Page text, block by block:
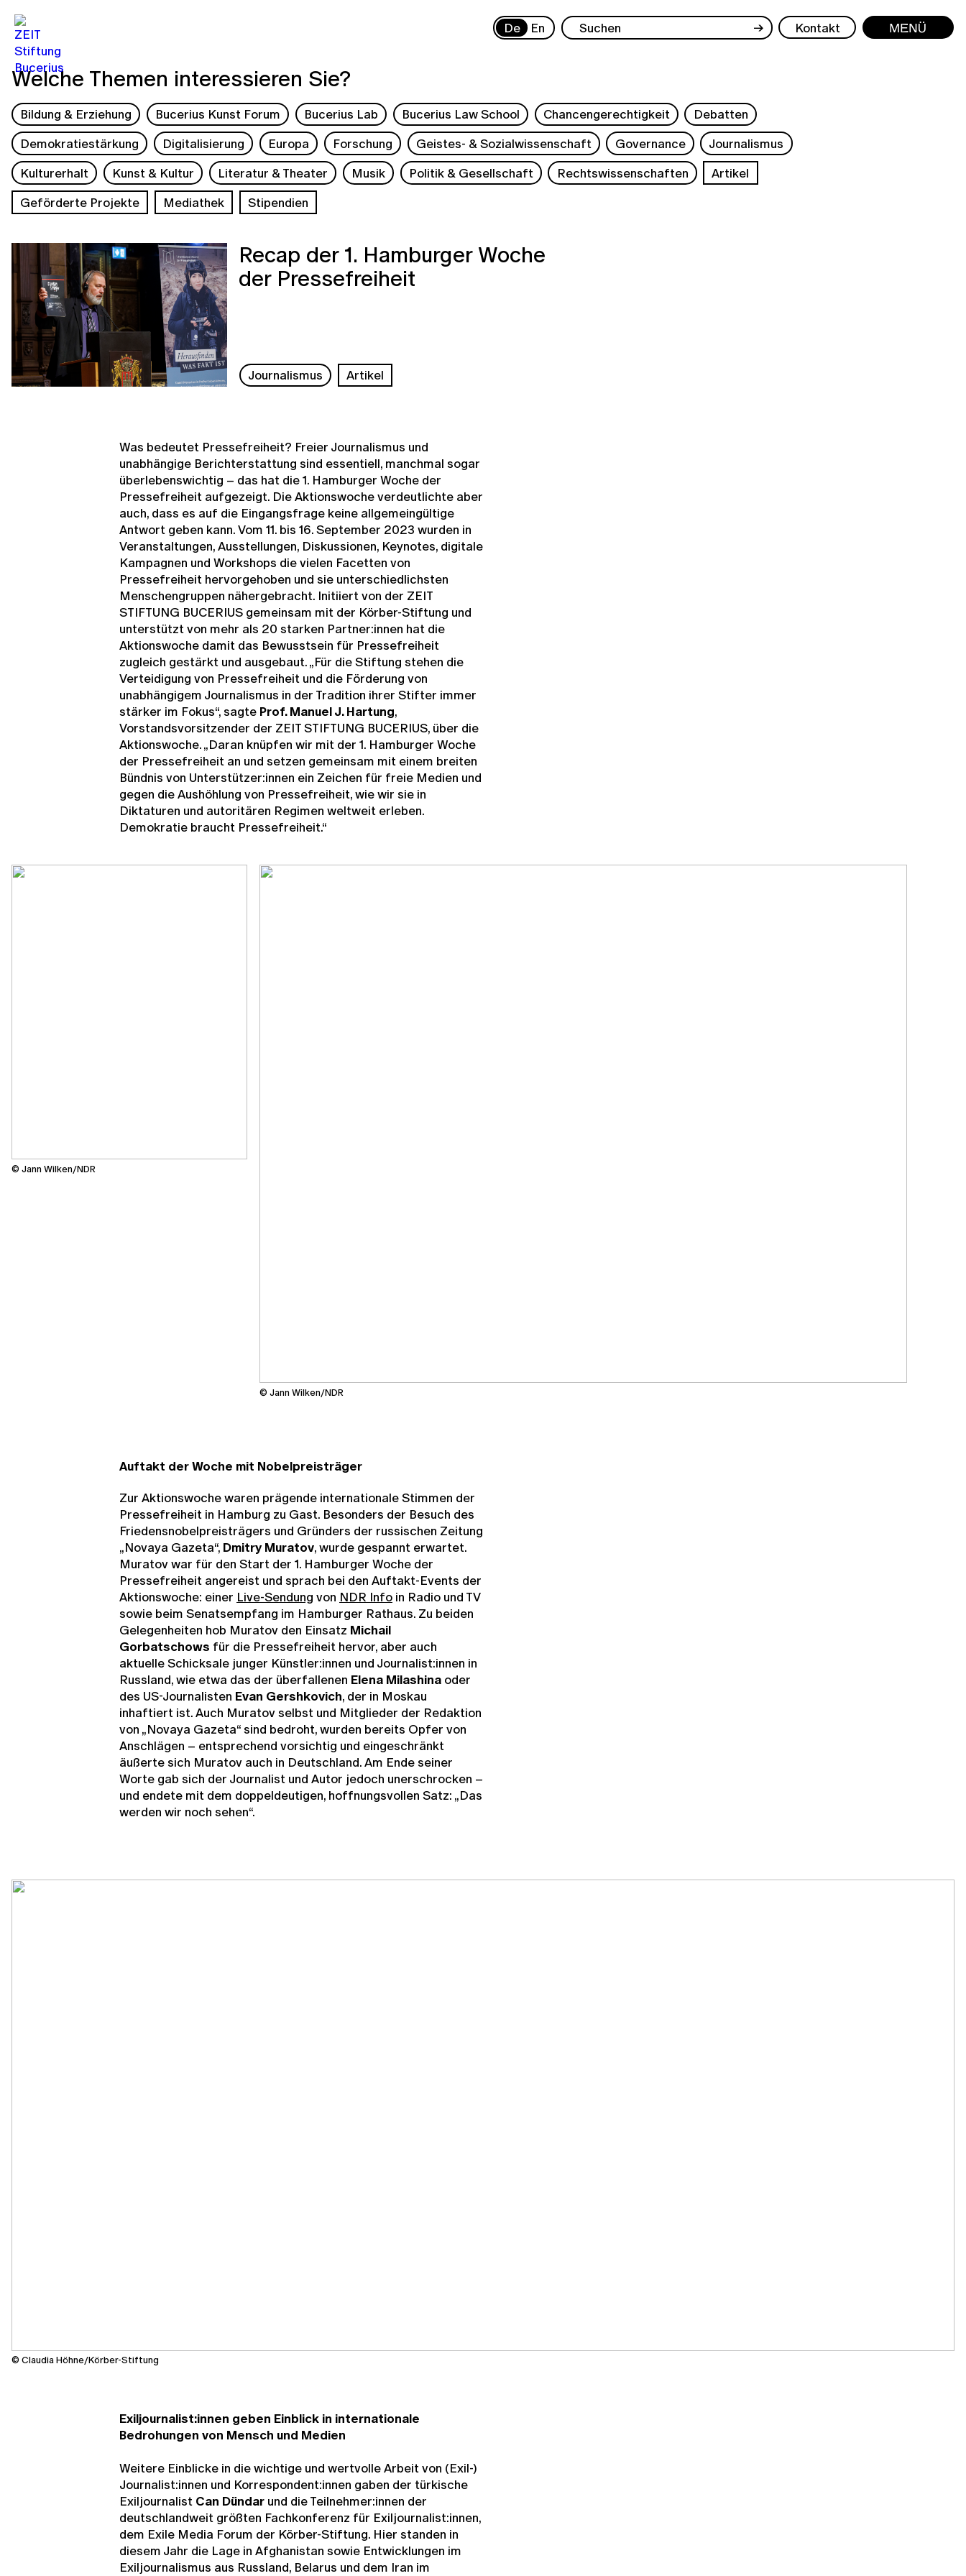
De En → Kontakt Menü
Welche Themen interessieren Sie?
Bildung & Erziehung Bucerius Kunst Forum Bucerius Lab Bucerius Law School Chancengerechtigkeit
Debatten
Demokratiestärkung
Digitalisierung Europa Forschung Geistes- & Sozialwissenschaft Governance
Journalismus
Kulturerhalt
Kunst & Kultur Literatur & Theater Musik Politik & Gesellschaft Rechtswissenschaften
Artikel
Geförderte Projekte
Mediathek Stipendien
Recap der 1. Hamburger Woche
der Pressefreiheit
Journalismus Artikel
Was bedeutet Pressefreiheit? Freier Journalismus und
unabhängige Berichterstattung sind essentiell, manchmal sogar
überlebenswichtig – das hat die 1. Hamburger Woche der
Pressefreiheit aufgezeigt. Die Aktionswoche verdeutlichte aber
auch, dass es auf die Eingangsfrage keine allgemeingültige
Antwort geben kann. Vom 11. bis 16. September 2023 wurden in
Veranstaltungen, Ausstellungen, Diskussionen, Keynotes, digitale
Kampagnen und Workshops die vielen Facetten von
Pressefreiheit hervorgehoben und sie unterschiedlichsten
Menschengruppen nähergebracht. Initiiert von der ZEIT
STIFTUNG BUCERIUS gemeinsam mit der Körber-Stiftung und
unterstützt von mehr als 20 starken Partner:innen hat die
Aktionswoche damit das Bewusstsein für Pressefreiheit
zugleich gestärkt und ausgebaut. „Für die Stiftung stehen die
Verteidigung von Pressefreiheit und die Förderung von
unabhängigem Journalismus in der Tradition ihrer Stifter immer
stärker im Fokus“, sagte Prof. Manuel J. Hartung,
Vorstandsvorsitzender der ZEIT STIFTUNG BUCERIUS, über die
Aktionswoche. „Daran knüpfen wir mit der 1. Hamburger Woche
der Pressefreiheit an und setzen gemeinsam mit einem breiten
Bündnis von Unterstützer:innen ein Zeichen für freie Medien und
gegen die Aushöhlung von Pressefreiheit, wie wir sie in
Diktaturen und autoritären Regimen weltweit erleben.
Demokratie braucht Pressefreiheit.“
© Jann Wilken/NDR
© Jann Wilken/NDR
Auftakt der Woche mit Nobelpreisträger
Zur Aktionswoche waren prägende internationale Stimmen der
Pressefreiheit in Hamburg zu Gast. Besonders der Besuch des
Friedensnobelpreisträgers und Gründers der russischen Zeitung
„Novaya Gazeta“, Dmitry Muratov, wurde gespannt erwartet.
Muratov war für den Start der 1. Hamburger Woche der
Pressefreiheit angereist und sprach bei den Auftakt-Events der
Aktionswoche: einer Live-Sendung von NDR Info in Radio und TV
sowie beim Senatsempfang im Hamburger Rathaus. Zu beiden
Gelegenheiten hob Muratov den Einsatz Michail
Gorbatschows für die Pressefreiheit hervor, aber auch
aktuelle Schicksale junger Künstler:innen und Journalist:innen in
Russland, wie etwa das der überfallenen Elena Milashina oder
des US-Journalisten Evan Gershkovich, der in Moskau
inhaftiert ist. Auch Muratov selbst und Mitglieder der Redaktion
von „Novaya Gazeta“ sind bedroht, wurden bereits Opfer von
Anschlägen – entsprechend vorsichtig und eingeschränkt
äußerte sich Muratov auch in Deutschland. Am Ende seiner
Worte gab sich der Journalist und Autor jedoch unerschrocken –
und endete mit dem doppeldeutigen, hoffnungsvollen Satz: „Das
werden wir noch sehen“.
© Claudia Höhne/Körber-Stiftung
Exiljournalist:innen geben Einblick in internationale
Bedrohungen von Mensch und Medien
Weitere Einblicke in die wichtige und wertvolle Arbeit von (Exil-)
Journalist:innen und Korrespondent:innen gaben der türkische
Exiljournalist Can Dündar und die Teilnehmer:innen der
deutschlandweit größten Fachkonferenz für Exiljournalist:innen,
dem Exile Media Forum der Körber-Stiftung. Hier standen in
diesem Jahr die Lage in Afghanistan sowie Entwicklungen im
Exiljournalismus aus Russland, Belarus und dem Iran im